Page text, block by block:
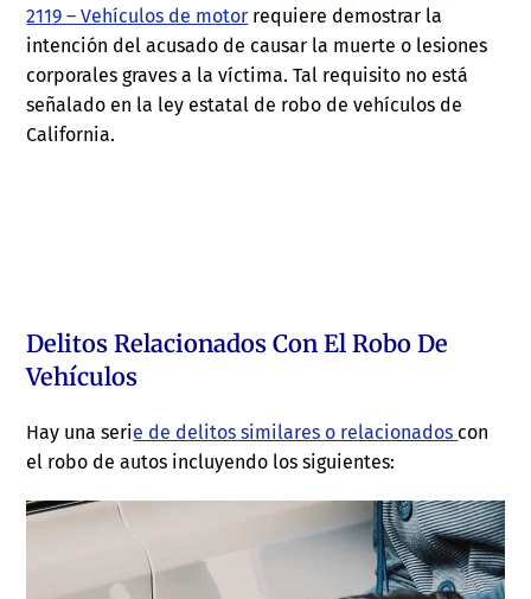
2119 – Vehículos de motor requiere demostrar la
intención del acusado de causar la muerte o lesiones
corporales graves a la víctima. Tal requisito no está
señalado en la ley estatal de robo de vehículos de
California.
Delitos Relacionados Con El Robo De
Vehículos
Hay una serie de delitos similares o relacionados con
el robo de autos incluyendo los siguientes: